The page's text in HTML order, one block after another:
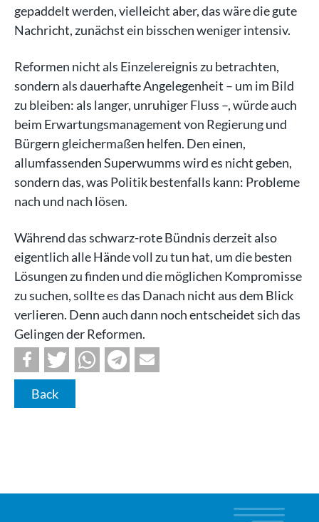
gepaddelt werden, vielleicht aber, das wäre die gute
Nachricht, zunächst ein bisschen weniger intensiv.
Reformen nicht als Einzelereignis zu betrachten,
sondern als dauerhafte Angelegenheit – um im Bild
zu bleiben: als langer, unruhiger Fluss –, würde auch
beim Erwartungsmanagement von Regierung und
Bürgern gleichermaßen helfen. Den einen,
allumfassenden Superwumms wird es nicht geben,
sondern das, was Politik bestenfalls kann: Probleme
nach und nach lösen.
Während das schwarz-rote Bündnis derzeit also
eigentlich alle Hände voll zu tun hat, um die besten
Lösungen zu finden und die möglichen Kompromisse
zu suchen, sollte es das Danach nicht aus dem Blick
verlieren. Denn auch dann noch entscheidet sich das
Gelingen der Reformen.
Back